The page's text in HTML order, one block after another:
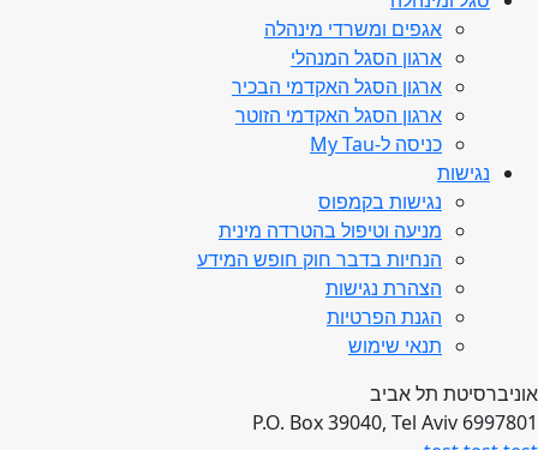
אגפים ומשרדי מינהלה
ארגון הסגל המנהלי
ארגון הסגל האקדמי הבכיר
ארגון הסגל האקדמי הזוטר
כניסה ל-My Tau
נגישות
נגישות בקמפוס
מניעה וטיפול בהטרדה מינית
הנחיות בדבר חוק חופש המידע
הצהרת נגישות
הגנת הפרטיות
תנאי שימוש
אוניברסיטת תל אביב
P.O. Box 39040, Tel Aviv 6997801